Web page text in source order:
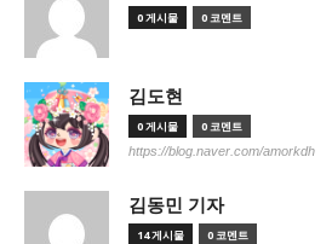
0 게시물 0 코멘트
김도현
0 게시물 0 코멘트
https://blog.naver.com/amorkdh
김동민 기자
14 게시물 0 코멘트